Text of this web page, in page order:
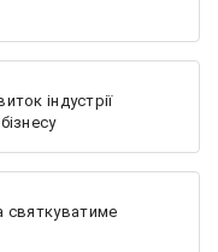
індустрії
святкуватиме